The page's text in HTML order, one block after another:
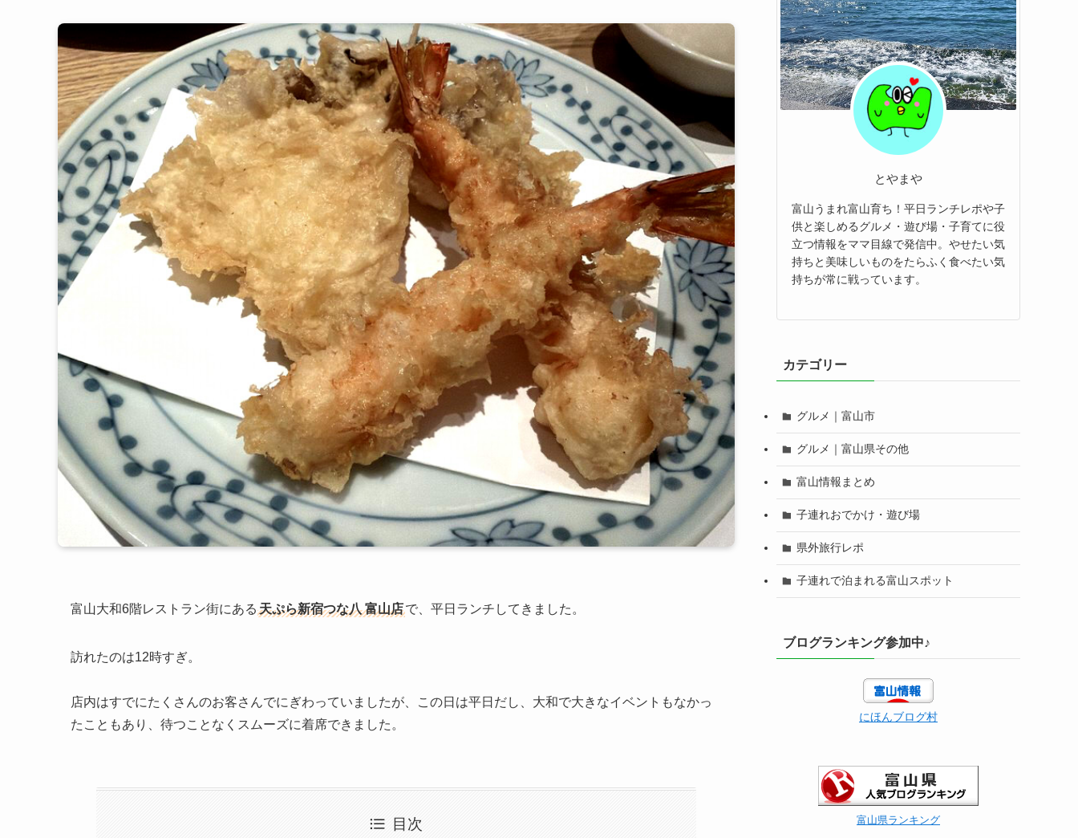
富山大和6階レストラン街にある 天ぷら新宿つな八 富山店で、平日ランチしてきました。
訪れたのは12時すぎ。
店内はすでにたくさんのお客さんでにぎわっていましたが、この日は平日だし、大和で大きなイベントもなかっ
たこともあり、待つことなくスムーズに着席できました。
目次
とやまや
富山うまれ富山育ち！平日ランチレポや子
供と楽しめるグルメ・遊び場・子育てに役
立つ情報をママ目線で発信中。やせたい気
持ちと美味しいものをたらふく食べたい気
持ちが常に戦っています。
カテゴリー
グルメ｜富山市
グルメ｜富山県その他
富山情報まとめ
子連れおでかけ・遊び場
県外旅行レポ
子連れで泊まれる富山スポット
ブログランキング参加中♪
にほんブログ村
富山県ランキング